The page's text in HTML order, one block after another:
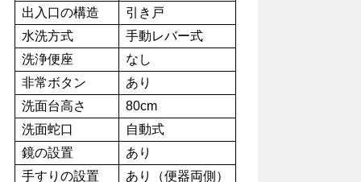
出入口の構造
引き戸
水洗方式
手動レバー式
洗浄便座
なし
非常ボタン
あり
洗面台高さ
80cm
洗面蛇口
自動式
鏡の設置
あり
手すりの設置
あり（便器両側）